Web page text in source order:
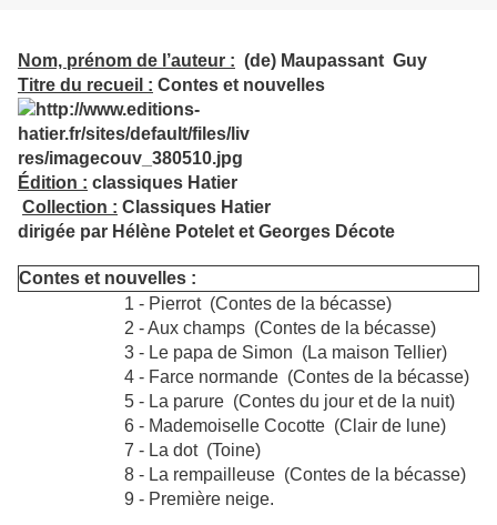
Nom, prénom de l’auteur : (de) Maupassant Guy
Titre du recueil : Contes et nouvelles
Édition : classiques Hatier
Collection : Classiques Hatier
dirigée par Hélène Potelet et Georges Décote
Contes et nouvelles :
1 - Pierrot (Contes de la bécasse)
2 - Aux champs (Contes de la bécasse)
3 - Le papa de Simon (La maison Tellier)
4 - Farce normande (Contes de la bécasse)
5 - La parure (Contes du jour et de la nuit)
6 - Mademoiselle Cocotte (Clair de lune)
7 - La dot (Toine)
8 - La rempailleuse (Contes de la bécasse)
9 - Première neige.